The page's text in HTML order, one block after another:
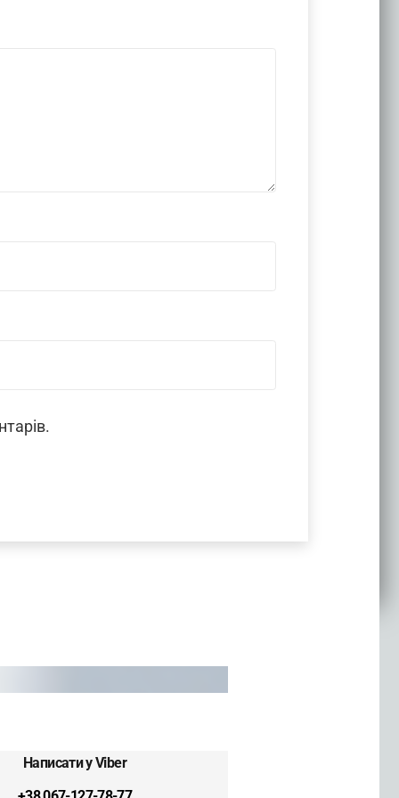
Написати у Viber